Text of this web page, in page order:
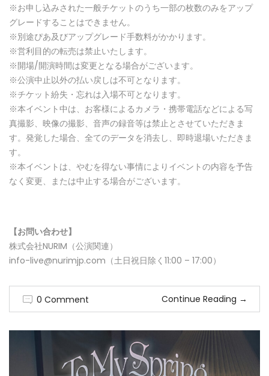
※お申し込みされた一般チケットのうち一部の枚数のみをアップ
グレードすることはできません。
※別途ぴあ及びアップグレード手数料がかかります。
※営利目的の転売は禁止いたします。
※開場/開演時間は変更となる場合がございます。
※公演中止以外の払い戻しは不可となります。
※チケット紛失・忘れは入場不可となります。
※本イベント中は、お客様によるカメラ・携帯電話などによる写
真撮影、映像の撮影、音声の録音等は禁止とさせていただきま
す。発覚した場合、全てのデータを消去し、即時退場いただきま
す。
※本イベントは、やむを得ない事情によりイベントの内容を予告
なく変更、または中止する場合がございます。
【お問い合わせ】
株式会社NURIM（公演関連）
info-live@nurimjp.com（土日祝日除く11:00 – 17:00）
0 Comment Continue Reading →